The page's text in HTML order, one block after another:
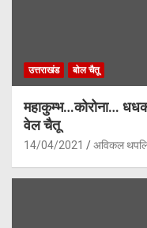
उत्तराखंड बोल चैतू
महाकुम्भ…कोरोना…
वेल चैतू
14/04/2021 अविकल